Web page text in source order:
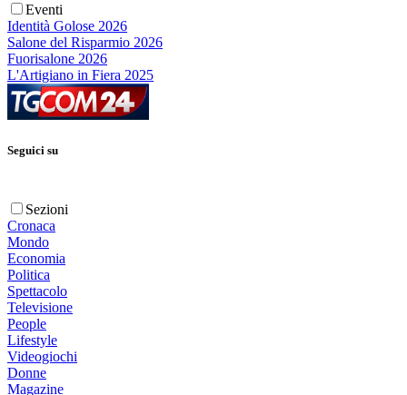
Eventi
Identità Golose 2026
Salone del Risparmio 2026
Fuorisalone 2026
L'Artigiano in Fiera 2025
Seguici su
Sezioni
Cronaca
Mondo
Economia
Politica
Spettacolo
Televisione
People
Lifestyle
Videogiochi
Donne
Magazine